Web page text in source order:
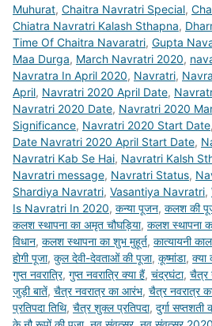
Muhurat, Chaitra Navratri Special,
Chiatra Navratri Kalash Sthapna,
Time Of Chaitra Navaratri, Gupta
Maa Durga, March Navratri 2020,
Navratra In April 2020, Navratri,
April, Navratri 2020 April Date,
Navratri 2020 Date, Navratri 2020
Significance, Navratri 2020 Start Date,
Date Navratri 2020 April Start Date,
Navratri Kab Se Hai, Navratri Kalsh
Navratri message, Navratri Status,
Shardiya Navratri, Vasantiya Navratri,
Is Navratri In 2020, कन्या पूजन, कलश की
कलश स्थापना का अमृत चौघड़िया, कलश स्थापना
विधान, कलश स्थापना का शुभ मुहूर्त, कात्यायनी
होगी पूजा, कुल देवी-देवताओं की पूजा, कूष्मांडा, क्या
गुप्त नवरात्रि, गुप्त नवरात्रि क्या हैं, चंद्रघंटा, चैत्र
जुड़ी बातें, चैत्र नवरात्र का आरंभ, चैत्र नवरात्र
प्रतिपदा तिथि, चैत्र शुक्ल प्रतिपदा, दुर्गा सप्तशती